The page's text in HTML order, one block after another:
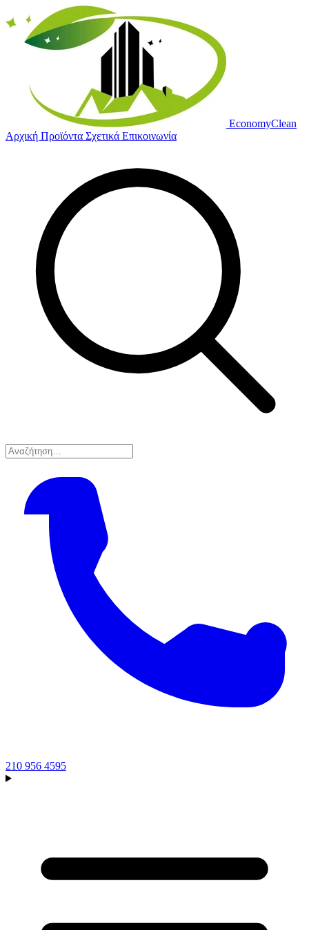
EconomyClean
Αρχική Προϊόντα Σχετικά Επικοινωνία
210 956 4595